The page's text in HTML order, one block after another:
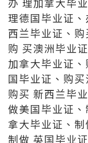
理德国毕业证
西兰毕业证、购
购 买澳洲毕业
加拿大毕业证
国毕业证、购买
购买 新西兰毕
做美国毕业证
拿大毕业证、制
制做 英国毕业